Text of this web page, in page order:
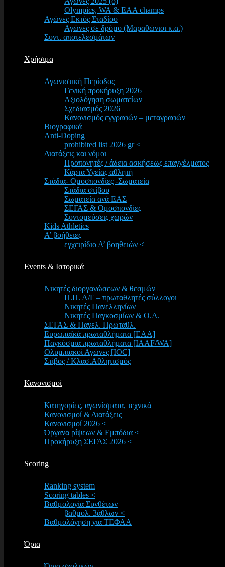
Olympics, WA & EAA champs
Αγώνες Εκτός Σταδίου
Αγώνες σε δρόμο (Μαραθώνιοι κ.α.)
Συντ. αποτελεσμάτων
Χρήσιμα
Αγωνιστική Περίοδος
Γενική προκήρυξη 2026
Αξιολόγηση σωματείων
Σχεδιασμός 2026
Κανονισμός εγγραφών – μεταγραφών
Βιογραφικά
Anti-Doping
prohibited list 2026 gr <
Διατάξεις και νόμοι
Προπονητές / άδεια ασκήσεως επαγγέλματος
Κάρτα Υγείας αθλητή
Στάδια- Ομοσπονδίες -Σωματεία
Στάδια στίβου
Σωματεία ανά ΕΑΣ
ΣΕΓΑΣ & Ομοσπονδίες
Συντομεύσεις χωρών
Kids Athletics
Α’ βοήθειες
εγχειρίδιο Α’ βοηθειών <
Events & Ιστορικά
Νικητές διοργανώσεων & θεσμών
Π.Π. Α/Γ – πρωταθλητές σύλλογοι
Νικητές Πανελληνίων
Νικητές Παγκοσμίων & Ο.Α.
ΣΕΓΑΣ & Πανελ. Πρωταθλ.
Ευρωπαϊκά πρωταθλήματα [EAA]
Παγκόσμια πρωταθλήματα [IAAF/WA]
Ολυμπιακοί Αγώνες [IOC]
Στίβος / Κλασ.Αθλητισμός
Κανονισμοί
Κατηγορίες, αγωνίσματα, τεχνικά
Κανονισμοί & Διατάξεις
Κανονισμοί 2026 <
Όργανα ρίψεων & Εμπόδια <
Προκήρυξη ΣΕΓΑΣ 2026 <
Scoring
Ranking system
Scoring tables <
Βαθμολογία Συνθέτων
βαθμολ. 3άθλων <
Βαθμολόγηση για ΤΕΦΑΑ
Όρια